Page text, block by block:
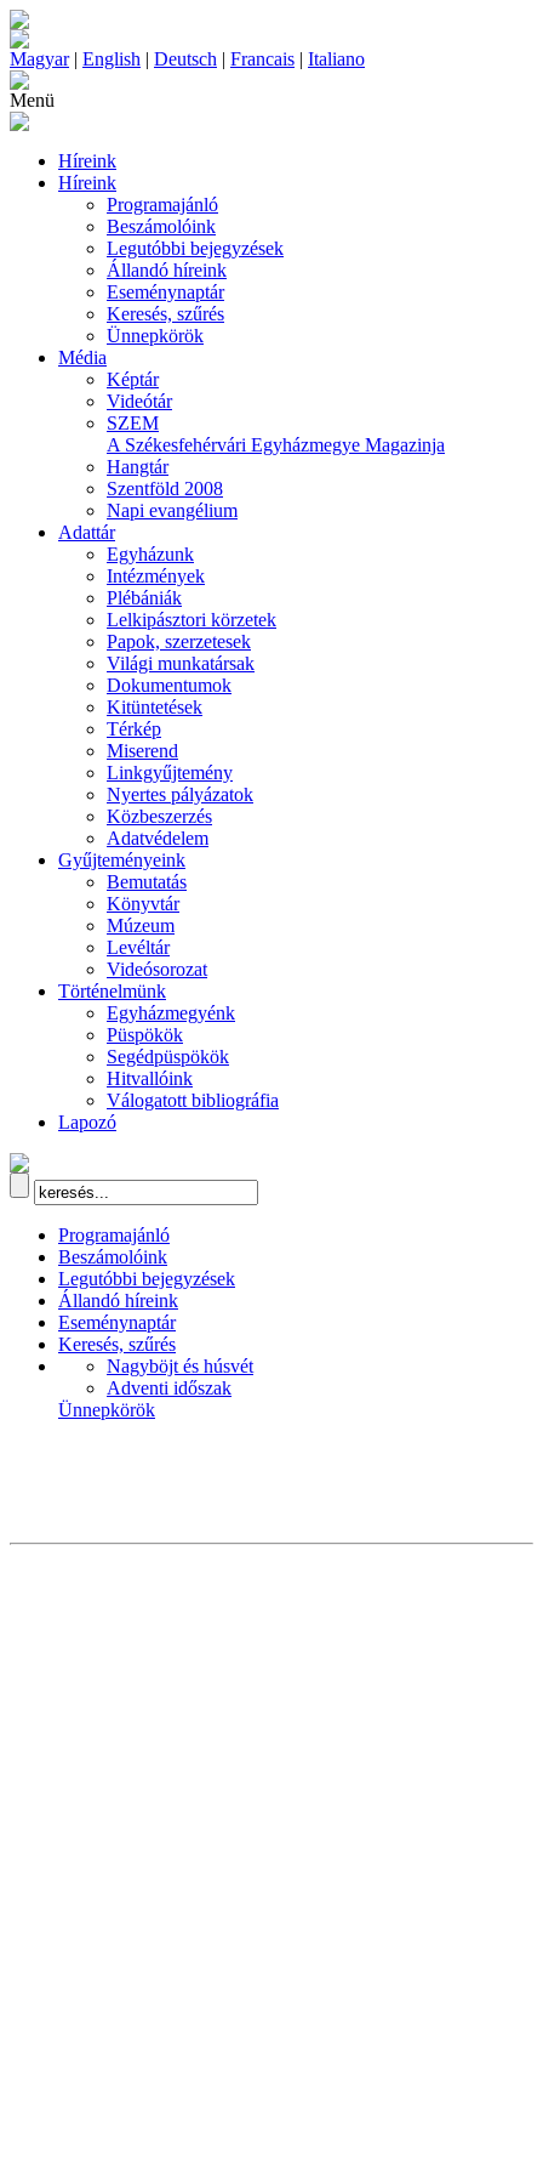
Magyar| English | Deutsch | Francais | Italiano
Menü
Híreink
Híreink
Programajánló
Beszámolóink
Legutóbbi bejegyzések
Állandó híreink
Eseménynaptár
Keresés, szűrés
Ünnepkörök
Média
Képtár
Videótár
SZEM
A Székesfehérvári Egyházmegye Magazinja
Hangtár
Szentföld 2008
Napi evangélium
Adattár
Egyházunk
Intézmények
Plébániák
Lelkipásztori körzetek
Papok, szerzetesek
Világi munkatársak
Dokumentumok
Kitüntetések
Térkép
Miserend
Linkgyűjtemény
Nyertes pályázatok
Közbeszerzés
Adatvédelem
Gyűjteményeink
Bemutatás
Könyvtár
Múzeum
Levéltár
Videósorozat
Történelmünk
Egyházmegyénk
Püspökök
Segédpüspökök
Hitvallóink
Válogatott bibliográfia
Lapozó
Programajánló
Beszámolóink
Legutóbbi bejegyzések
Állandó híreink
Eseménynaptár
Keresés, szűrés
Nagyböjt és húsvét
Adventi időszak
Ünnepkörök